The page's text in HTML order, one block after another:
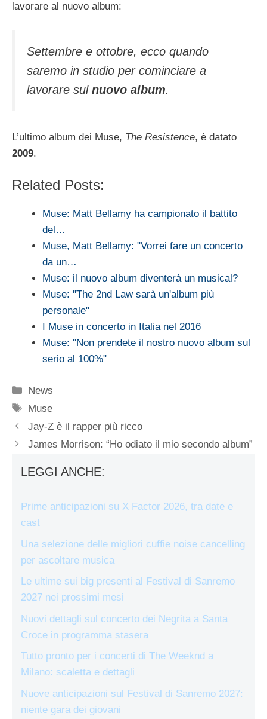
lavorare al nuovo album:
Settembre e ottobre, ecco quando
saremo in studio per cominciare a
lavorare sul nuovo album.
L’ultimo album dei Muse, The Resistence, è datato
2009.
Related Posts:
Muse: Matt Bellamy ha campionato il battito
del…
Muse, Matt Bellamy: "Vorrei fare un concerto
da un…
Muse: il nuovo album diventerà un musical?
Muse: "The 2nd Law sarà un'album più
personale"
I Muse in concerto in Italia nel 2016
Muse: "Non prendete il nostro nuovo album sul
serio al 100%"
Categorie
News
Tag
Muse
Jay-Z è il rapper più ricco
James Morrison: “Ho odiato il mio secondo album”
LEGGI ANCHE:
Prime anticipazioni su X Factor 2026, tra date e
cast
Una selezione delle migliori cuffie noise cancelling
per ascoltare musica
Le ultime sui big presenti al Festival di Sanremo
2027 nei prossimi mesi
Nuovi dettagli sul concerto dei Negrita a Santa
Croce in programma stasera
Tutto pronto per i concerti di The Weeknd a
Milano: scaletta e dettagli
Nuove anticipazioni sul Festival di Sanremo 2027:
niente gara dei giovani